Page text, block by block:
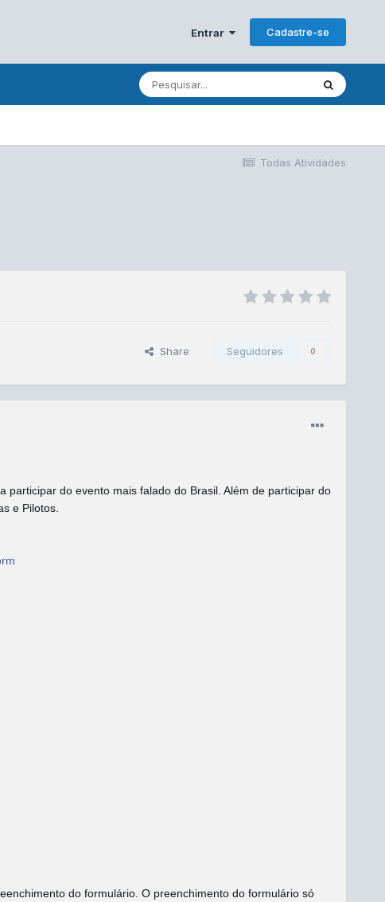
Entrar Cadastre-se
Todas Atividades
Share Seguidores 0
participar do evento mais falado do Brasil. Além de participar do
e Pilotos.
do formulário. O preenchimento do formulário só